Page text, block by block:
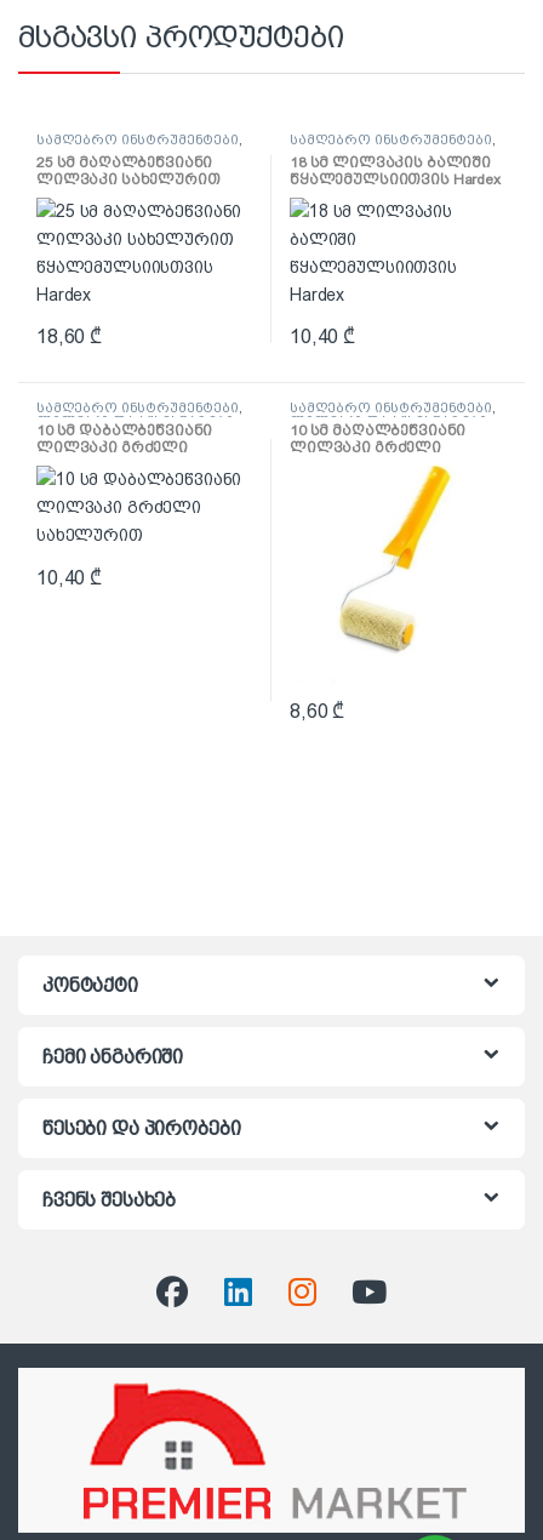
მსგავსი პროდუქტები
სამღებრო ინსტრუმენტები
ლილვაკი და აქსესუარები
25 სმ მაღალბეწვიანი
ლილვაკი სახელურით
წყალემულსიისთვის
Hardex
18,60 ₾
სამღებრო ინსტრუმენტები
ლილვაკი და აქსესუარები
18 სმ ლილვაკის ბალიში
წყალემულსიითვის Hardex
10,40 ₾
სამღებრო ინსტრუმენტები,
ლილვაკი და აქსესუარები
10 სმ დაბალბეწვიანი
ლილვაკი გრძელი
სახელურით
10,40 ₾
სამღებრო ინსტრუმენტები,
ლილვაკი და აქსესუარები
10 სმ მაღალბეწვიანი
ლილვაკი გრძელი
სახელურით Hardex
8,60 ₾
კონტაქტი
ჩემი ანგარიში
წესები და პირობები
ჩვენს შესახებ